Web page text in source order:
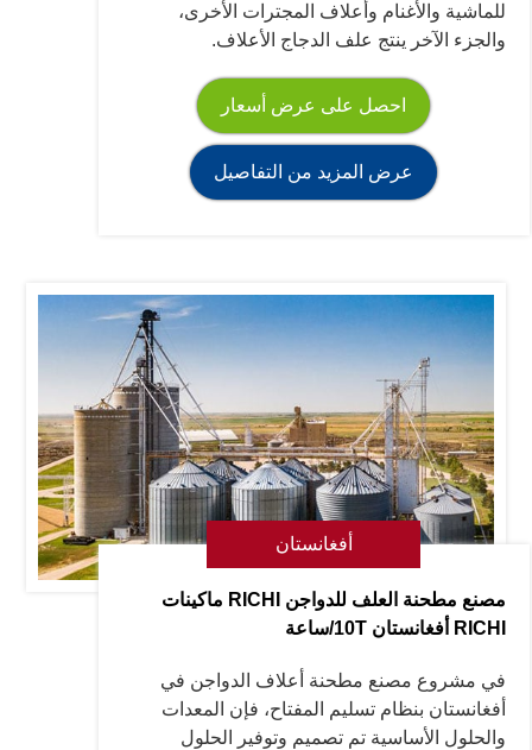
للماشية والأغنام وأعلاف المجترات الأخرى،
والجزء الآخر ينتج علف الدجاج الأعلاف.
احصل على عرض أسعار
عرض المزيد من التفاصيل
أفغانستان
مصنع مطحنة العلف للدواجن RICHI ماكينات
RICHI أفغانستان 10T/ساعة
في مشروع مصنع مطحنة أعلاف الدواجن في
أفغانستان بنظام تسليم المفتاح، فإن المعدات
والحلول الأساسية تم تصميم وتوفير الحلول